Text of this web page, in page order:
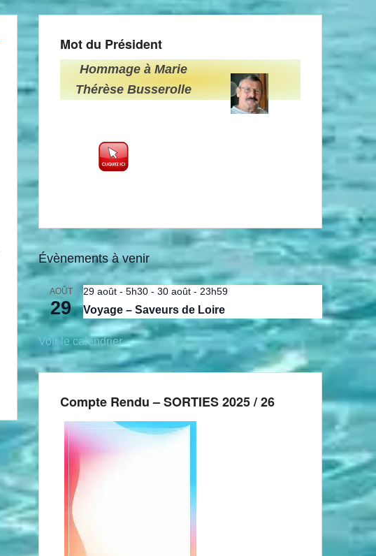
Mot du Président
Hommage à Marie
Thérèse Busserolle
Évènements à venir
AOÛT
29
29 août - 5h30 - 30 août - 23h59
Voyage – Saveurs de Loire
Voir le calendrier
Compte Rendu – SORTIES 2025 / 26